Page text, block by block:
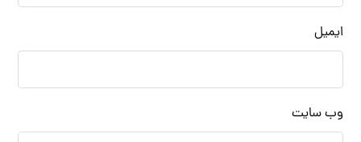
ایمیل
وب‌ سایت